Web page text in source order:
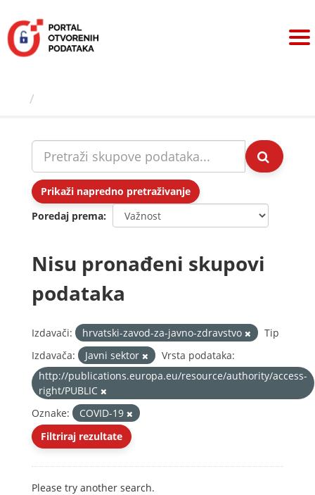
sadržaj
Prikaži napredno pretraživanje
Poredaj prema
Nisu pronađeni skupovi
podataka
Izdavači: hrvatski-zavod-za-javno-zdravstvo
Tip
Izdavača:
Javni sektor
Vrsta podataka:
http://publications.europa.eu/resource/authority/access-
right/PUBLIC
Oznake:
COVID-19
Filtriraj rezultate
Please try another search.